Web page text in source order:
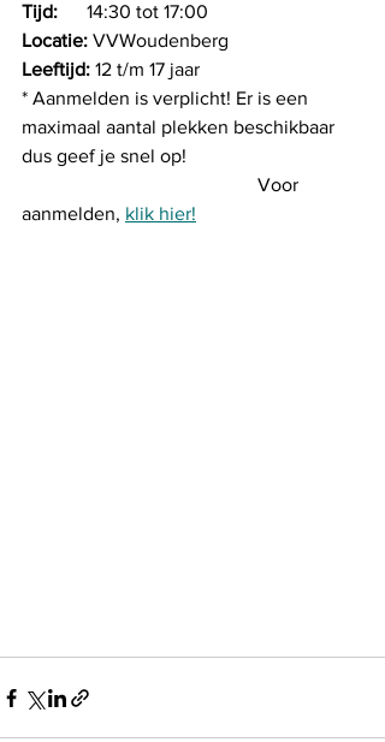
Tijd:
   14:30 tot 17:00
Locatie: VVWoudenberg
Leeftijd: 12 t/m 17 jaar
* Aanmelden is verplicht! Er is een
maximaal aantal plekken beschikbaar
dus geef je snel op!
aanmelden, klik hier!